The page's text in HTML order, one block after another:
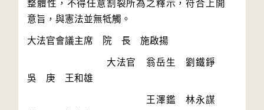
整體性，不得任意割裂所為之釋示，符合上開
大法官　翁岳生　劉鐵錚
王澤鑑　林永謀